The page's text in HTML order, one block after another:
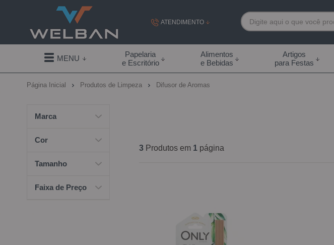
ATENDIMENTO
(19) 99855-7892
(19) 99855-7892
contato@welban.com.br
Segunda à sexta - 08:30h às 18:00h Sábados -
09:00h às 14:00h
MENU
Papelaria
e Escritório
Alimentos
e Bebidas
Artigos
para Festas
Página Inicial Produtos de Limpeza Difusor de Aromas
Marca
Cor
Tamanho
Faixa de Preço
3 Produtos em 1 página